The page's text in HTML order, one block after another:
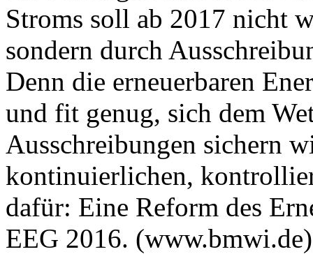
Stroms soll ab 2017 nicht
sondern durch
Denn die erneuerbaren
und fit genug, sich dem
Ausschreibungen sichern
kontinuierlichen,
dafür: Eine Reform des
EEG 2016.